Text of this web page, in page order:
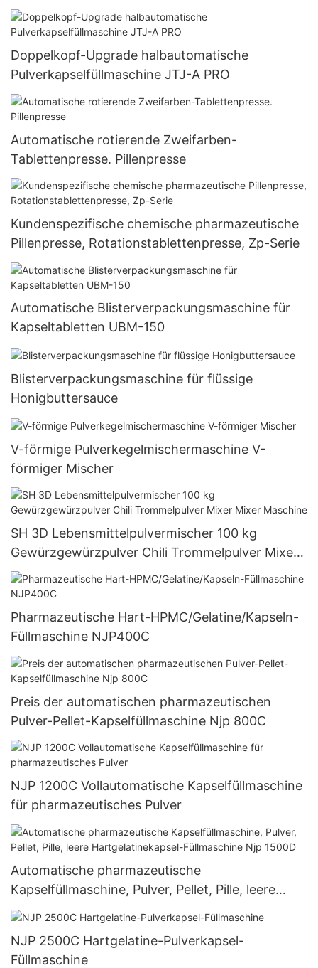
Kapselfüllmaschinen
Doppelkopf-Upgrade halbautomatische
Pulverkapselfüllmaschine JTJ-A PRO
Automatische rotierende Zweifarben-
Tablettenpresse. Pillenpresse
Kundenspezifische chemische pharmazeutische
Pillenpresse, Rotationstablettenpresse, Zp-Serie
Automatische Blisterverpackungsmaschine für
Kapseltabletten UBM-150
Blisterverpackungsmaschine für flüssige
Honigbuttersauce
V-förmige Pulverkegelmischermaschine V-
förmiger Mischer
SH 3D Lebensmittelpulvermischer 100 kg
Gewürzgewürzpulver Chili Trommelpulver Mixer
Mixer Maschine
Pharmazeutische Hart-HPMC/Gelatine/Kapseln-
Füllmaschine NJP400C
Preis der automatischen pharmazeutischen
Pulver-Pellet-Kapselfüllmaschine Njp 800C
NJP 1200C Vollautomatische Kapselfüllmaschine
für pharmazeutisches Pulver
Automatische pharmazeutische
Kapselfüllmaschine, Pulver, Pellet, Pille, leere
Hartgelatinekapsel-Füllmaschine Njp 1500D
NJP 2500C Hartgelatine-Pulverkapsel-
Füllmaschine